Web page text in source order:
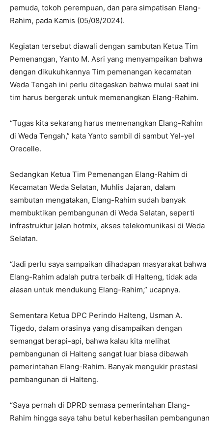
pemuda, tokoh perempuan, dan para simpatisan Elang-
Rahim, pada Kamis (05/08/2024).
Kegiatan tersebut diawali dengan sambutan Ketua Tim
Pemenangan, Yanto M. Asri yang menyampaikan bahwa
dengan dikukuhkannya Tim pemenangan kecamatan
Weda Tengah ini perlu ditegaskan bahwa mulai saat ini
tim harus bergerak untuk memenangkan Elang-Rahim.
“Tugas kita sekarang harus memenangkan Elang-Rahim
di Weda Tengah,” kata Yanto sambil di sambut Yel-yel
Orecelle.
Sedangkan Ketua Tim Pemenangan Elang-Rahim di
Kecamatan Weda Selatan, Muhlis Jajaran, dalam
sambutan mengatakan, Elang-Rahim sudah banyak
membuktikan pembangunan di Weda Selatan, seperti
infrastruktur jalan hotmix, akses telekomunikasi di Weda
Selatan.
“Jadi perlu saya sampaikan dihadapan masyarakat bahwa
Elang-Rahim adalah putra terbaik di Halteng, tidak ada
alasan untuk mendukung Elang-Rahim,” ucapnya.
Sementara Ketua DPC Perindo Halteng, Usman A.
Tigedo, dalam orasinya yang disampaikan dengan
semangat berapi-api, bahwa kalau kita melihat
pembangunan di Halteng sangat luar biasa dibawah
pemerintahan Elang-Rahim. Banyak mengukir prestasi
pembangunan di Halteng.
“Saya pernah di DPRD semasa pemerintahan Elang-
Rahim hingga saya tahu betul keberhasilan pembangunan